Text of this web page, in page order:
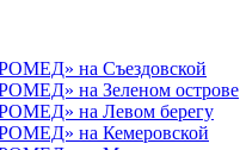
на Съездовской
на Зеленом острове
на Левом берегу
на Кемеровской